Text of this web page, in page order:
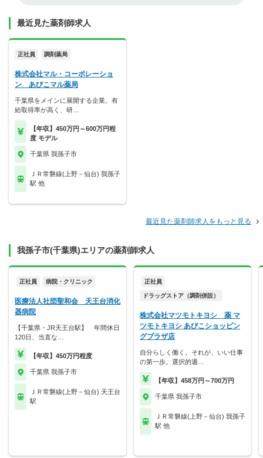
最近見た薬剤師求人
正社員 調剤薬局
株式会社マル・コーポレーショ
ン あびこマル薬局
千葉県をメインに展開する企業。有
給取得率が高く、研…
【年収】450万円～600万円程
度 モデル
千葉県 我孫子市
ＪＲ常磐線(上野－仙台) 我孫子
駅 他
最近見た薬剤師求人をもっと見る
我孫子市(千葉県)エリアの薬剤師求人
正社員 病院・クリニック
医療法人社団聖和会 天王台消化
器病院
【千葉県・JR天王台駅】 年間休日
120日、当直な…
【年収】450万円程度
千葉県 我孫子市
ＪＲ常磐線(上野－仙台) 天王台
駅
正社員
ドラッグストア（調剤併設）
株式会社マツモトキヨシ 薬 マ
ツモトキヨシ あびこショッピン
グプラザ店
自分らしく働く。それが、いい仕事
の第一歩。選択的週…
【年収】458万円～700万円
千葉県 我孫子市
ＪＲ常磐線(上野－仙台) 我孫子
駅 他